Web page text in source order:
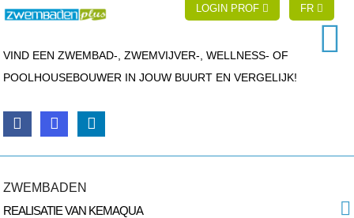
LOGIN PROF FR
VIND EEN ZWEMBAD-, ZWEMVIJVER-, WELLNESS- OF
POOLHOUSEBOUWER IN JOUW BUURT EN VERGELIJK!
ZWEMBADEN
REALISATIE VAN KEMAQUA